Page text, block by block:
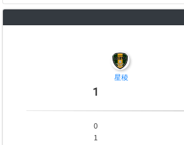
星稜
1
0
1